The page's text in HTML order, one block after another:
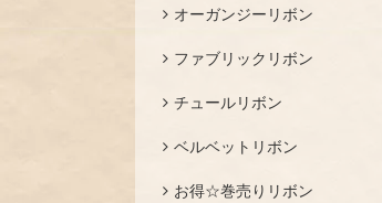
オーガンジーリボン
ファブリックリボン
チュールリボン
ベルベットリボン
お得☆巻売りリボン